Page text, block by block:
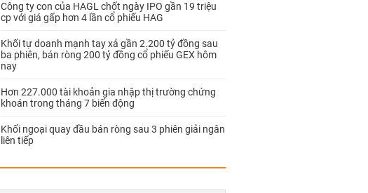
Công ty con của HAGL chốt ngày IPO gần 19 triệu
cp với giá gấp hơn 4 lần cổ phiếu HAG
Khối tự doanh mạnh tay xả gần 2.200 tỷ đồng sau
ba phiên, bán ròng 200 tỷ đồng cổ phiếu GEX hôm
nay
Hơn 227.000 tài khoản gia nhập thị trường chứng
khoán trong tháng 7 biến động
Khối ngoại quay đầu bán ròng sau 3 phiên giải ngân
liên tiếp